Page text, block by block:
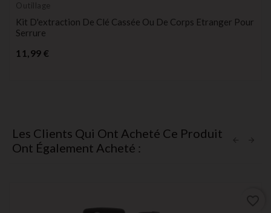
Outillage
Kit D'extraction De Clé Cassée Ou De Corps Etranger Pour
Serrure
11,99 €
Les Clients Qui Ont Acheté Ce Produit
Ont Également Acheté :